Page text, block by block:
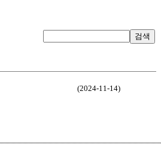
검색
(2024-11-14)